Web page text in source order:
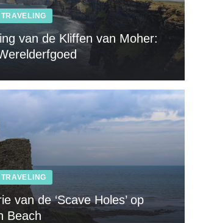
TRAVELING
van de Kliffen van Moher:
TRAVELING
van de ‘Scave Holes’ op
Beach